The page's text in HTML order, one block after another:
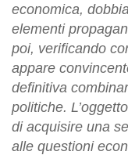
economica,
elementi
poi, verificando
appare
definitiva
politiche.
di acquisire una
alle questioni